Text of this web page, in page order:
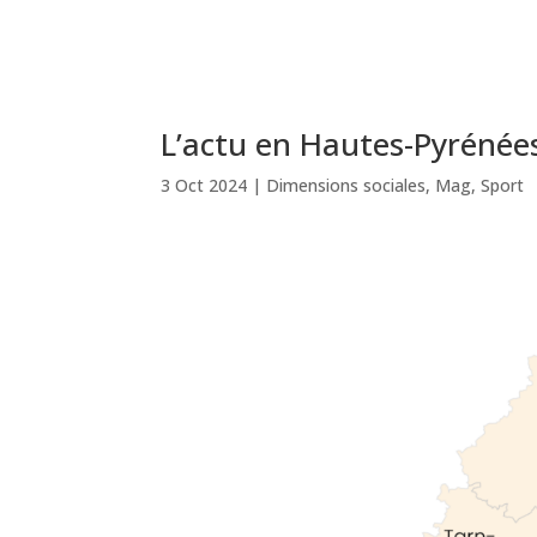
L’actu en Hautes-
3 Oct 2024 | Dimensions sociales, Mag,Sport